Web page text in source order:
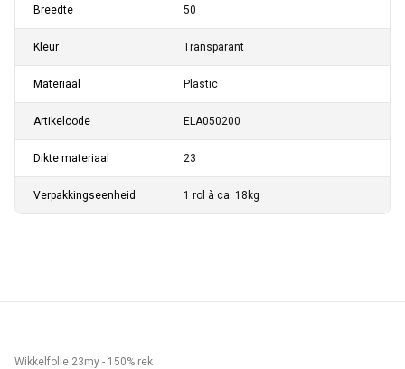
Breedte 50
Kleur Transparant
Materiaal Plastic
Artikelcode ELA050200
Dikte materiaal 23
Verpakkingseenheid 1 rol à ca. 18kg
Wikkelfolie 23my - 150% rek